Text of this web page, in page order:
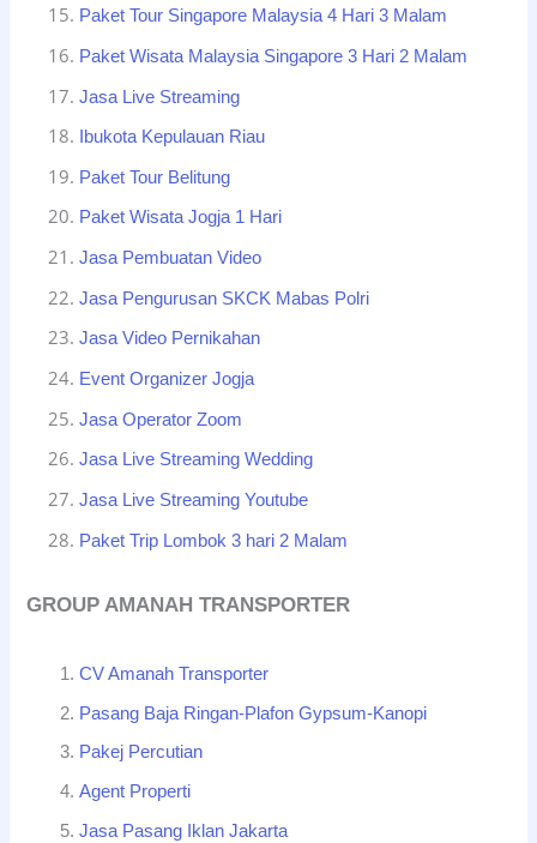
Paket Tour Singapore Malaysia 4 Hari 3 Malam
Paket Wisata Malaysia Singapore 3 Hari 2 Malam
Jasa Live Streaming
Ibukota Kepulauan Riau
Paket Tour Belitung
Paket Wisata Jogja 1 Hari
Jasa Pembuatan Video
Jasa Pengurusan SKCK Mabas Polri
Jasa Video Pernikahan
Event Organizer Jogja
Jasa Operator Zoom
Jasa Live Streaming Wedding
Jasa Live Streaming Youtube
Paket Trip Lombok 3 hari 2 Malam
GROUP AMANAH TRANSPORTER
CV Amanah Transporter
Pasang Baja Ringan-Plafon Gypsum-Kanopi
Pakej Percutian
Agent Properti
Jasa Pasang Iklan Jakarta